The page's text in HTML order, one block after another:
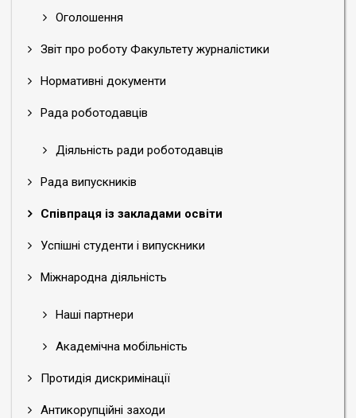
Оголошення
Звіт про роботу Факультету журналістики
Нормативні документи
Рада роботодавців
Діяльність ради роботодавців
Рада випускників
Співпраця із закладами освіти
Успішні студенти і випускники
Міжнародна діяльність
Наші партнери
Академічна мобільність
Протидія дискримінації
Антикорупційні заходи